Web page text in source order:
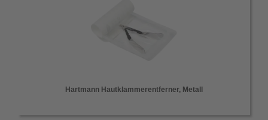
Hartmann Hautklammerentferner, Metall